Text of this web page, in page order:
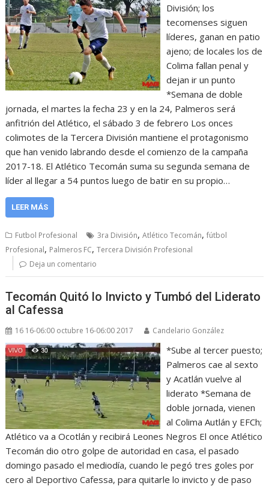
División; los
tecomenses siguen
líderes, ganan en patio
ajeno; de locales los de
Colima fallan penal y
dejan ir un punto
*Semana de doble
jornada, el martes la fecha 23 y en la 24, Palmeros será
anfitrión del Atlético, el sábado 3 de febrero Los onces
colimotes de la Tercera División mantiene el protagonismo
que han venido labrando desde el comienzo de la campaña
2017-18. El Atlético Tecomán suma su segunda semana de
líder al llegar a 54 puntos luego de batir en su propio…
LEER MÁS
Futbol Profesional 3ra División,Atlético Tecomán,fútbol
Profesional, Palmeros FC,Tercera División Profesional
Deja un comentario
Tecomán Quitó lo Invicto y Tumbó del Liderato
al Cafessa
16 16-06:00 octubre 16-06:00 2017 Candelario González
*Sube al tercer puesto;
Palmeros cae al sexto
y Acatlán vuelve al
liderato *Semana de
doble jornada, vienen
al Colima Autlán y EFCh;
Atlético va a Ocotlán y recibirá Leones Negros El once Atlético
Tecomán dio otro golpe de autoridad en casa, el pasado
domingo pasado el mediodía, cuando le pegó tres goles por
cero al Deportivo Cafessa, para quitarle lo invicto y de paso